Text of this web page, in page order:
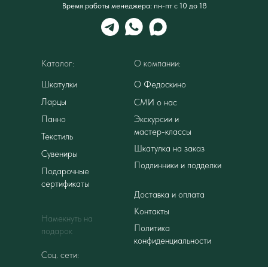
Время работы менеджера: пн-пт с 10 до 18
Каталог:
Шкатулки
Ларцы
Панно
Текстиль
Сувениры
Подарочные
сертификаты
Намекнуть на
подарок
О компании:
О Федоскино
Контакты
Экскурсии и
мастер-классы
Подлинники и подделки
Доставка и оплата
Соц. сети:
Шкатулка на заказ
Политика
конфиденциальности
СМИ о нас